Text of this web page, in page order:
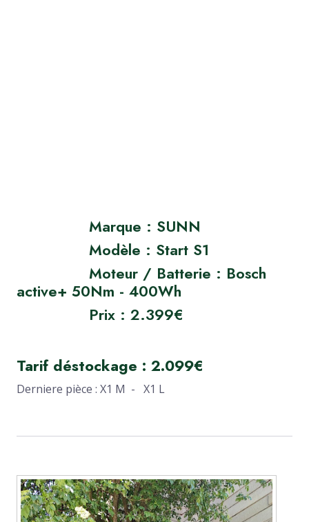
Marque : SUNN
Modèle : Start S1
Moteur / Batterie : Bosch
active+ 50Nm - 400Wh
Prix : 2.399€
Tarif déstockage : 2.099€
Derniere pièce : X1 M - X1 L